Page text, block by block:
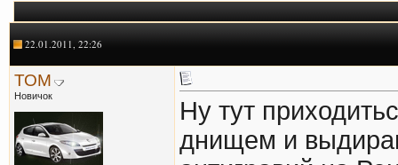
22.01.2011, 22:26
ТОМ
Новичок
Ну тут
днищем и